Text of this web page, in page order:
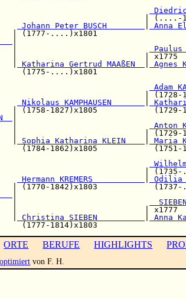
|
|
Johann Peter BUSCH
Anna
|
....)x1834    |
|
Katharina Gertrud MAAßEN
Adam
|
Nikolaus KAMPHAUSEN
(1758-1827)x1805
....)x1830    |
|                           |
Sophia Katharina KLEIN Maria
(1784-1862)x1805
|
Hermann KREMERS Odilia
| (1770-1842)x1803
1869)x1830    |
|
Christina SIEBEN
Anna
ORTE BERUFE HIGHLIGHTS
optimiert von F. H.